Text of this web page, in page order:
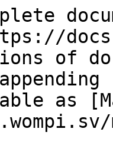
of
as